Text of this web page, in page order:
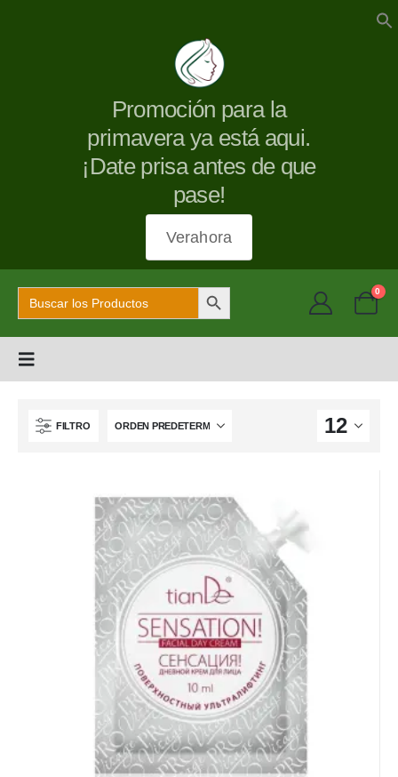
Promoción para la
primavera ya está aqui.
¡Date prisa antes de que
pase!
Verahora
Buscar: Botón de búsqueda 0
FILTRO